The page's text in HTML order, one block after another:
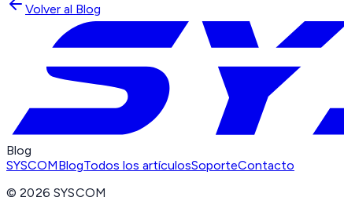
Volver al Blog
Blog
SYSCOMBlogTodos los artículosSoporteContacto
©2026 SYSCOM